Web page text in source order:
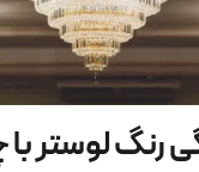
رنگ لوستر